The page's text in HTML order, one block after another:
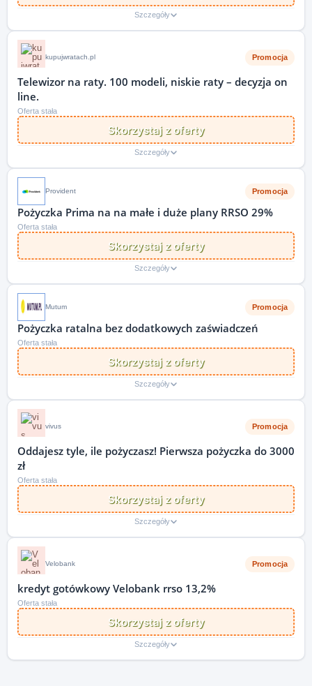
Szczegóły
kupujwratach.pl Promocja
Telewizor na raty. 100 modeli, niskie raty – decyzja on
line.
Oferta stała
Skorzystaj z oferty
Szczegóły
Provident Promocja
Pożyczka Prima na na małe i duże plany RRSO 29%
Oferta stała
Skorzystaj z oferty
Szczegóły
Mutum Promocja
Pożyczka ratalna bez dodatkowych zaświadczeń
Oferta stała
Skorzystaj z oferty
Szczegóły
vivus Promocja
Oddajesz tyle, ile pożyczasz! Pierwsza pożyczka do 3000
zł
Oferta stała
Skorzystaj z oferty
Szczegóły
Velobank Promocja
kredyt gotówkowy Velobank rrso 13,2%
Oferta stała
Skorzystaj z oferty
Szczegóły